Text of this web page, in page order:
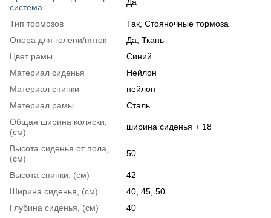
система
Тип тормозов
Так, Стояночные тормоза
Опора для голени/пяток
Да, Ткань
Цвет рамы
Синий
Материал сиденья
Нейлон
Материал спинки
нейлон
Материал рамы
Сталь
Общая ширина коляски,
(см)
ширина сиденья + 18
Высота сиденья от пола,
(см)
50
Высота спинки, (см)
42
Ширина сиденья, (см)
40, 45, 50
Глубина сиденья, (см)
40